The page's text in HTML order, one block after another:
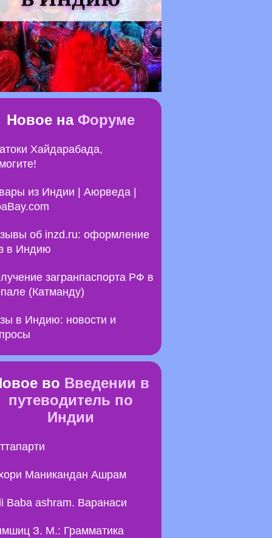
Новое на Форуме
Хайдарабада,
из Индии | Аюрведа |
об inzd.ru: оформление
в Индию
загранпаспорта РФ в
(Катманду)
в Индию: новости и
во Введении в
путеводитель по
Индии
Маникандан Ашрам
Baba ashram. Варанаси
З. М.: Грамматика